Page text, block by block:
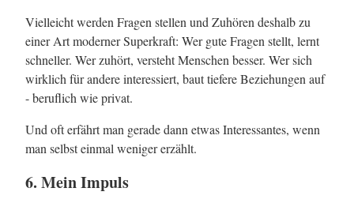
Vielleicht werden Fragen stellen und Zuhören deshalb zu
einer Art moderner Superkraft: Wer gute Fragen stellt, lernt
schneller. Wer zuhört, versteht Menschen besser. Wer sich
wirklich für andere interessiert, baut tiefere Beziehungen auf
- beruflich wie privat.
Und oft erfährt man gerade dann etwas Interessantes, wenn
man selbst einmal weniger erzählt.
6. Mein Impuls